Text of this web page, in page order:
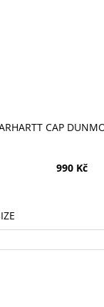
CAP
990 Kč